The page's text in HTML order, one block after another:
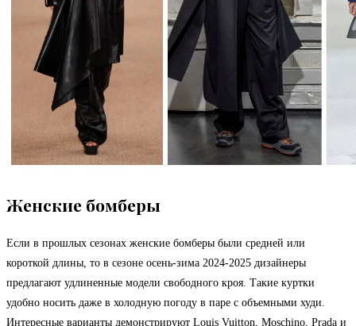
Женские бомберы
Если в прошлых сезонах женские бомберы были средней или
короткой длины, то в сезоне осень-зима 2024-2025 дизайнеры
предлагают удлиненные модели свободного кроя. Такие куртки
удобно носить даже в холодную погоду в паре с объемными худи.
Интересные варианты демонстрируют Louis Vuitton, Moschino, Prada и